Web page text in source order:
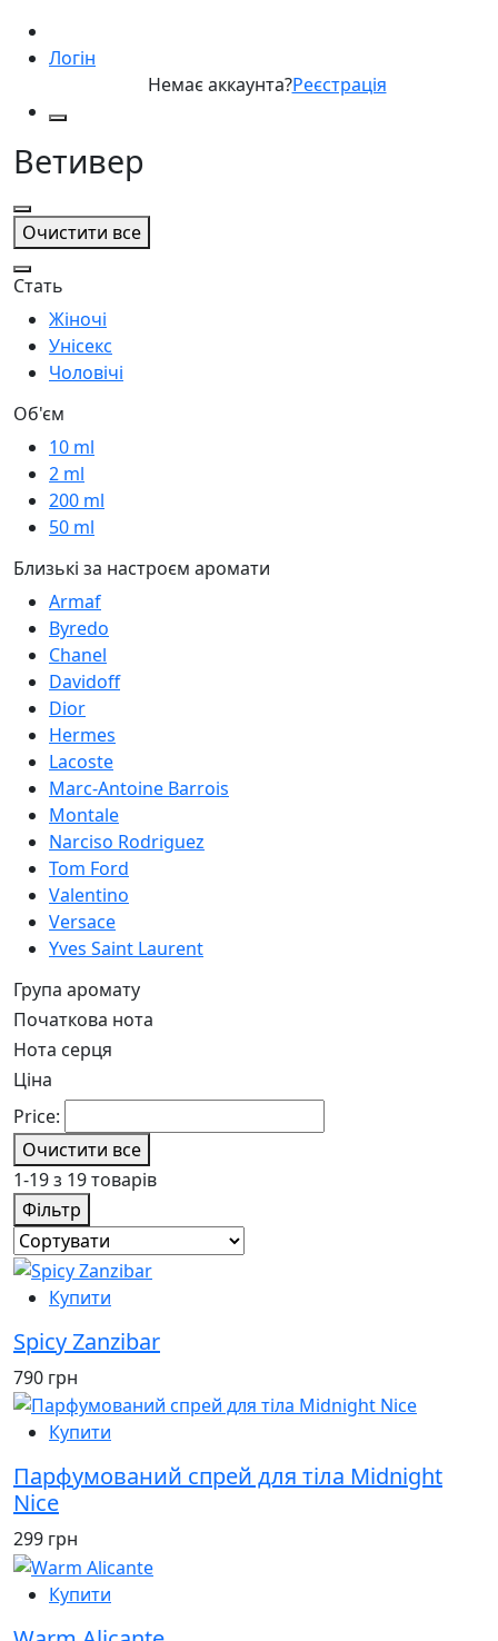
Логін
Немає аккаунта?Реєстрація
Ветивер
Очистити все
Стать
Жіночі
Унісекс
Чоловічі
Об'єм
10 ml
2 ml
200 ml
50 ml
Близькі за настроєм аромати
Armaf
Byredo
Chanel
Davidoff
Dior
Hermes
Lacoste
Marc-Antoine Barrois
Montale
Narciso Rodriguez
Tom Ford
Valentino
Versace
Yves Saint Laurent
Група аромату
Початкова нота
Нота серця
Ціна
Price:
Очистити все
1-19 з 19 товарів
Фільтр
Купити
Spicy Zanzibar
790 грн
Купити
Парфумований спрей для тіла Midnight
Nice
299 грн
Купити